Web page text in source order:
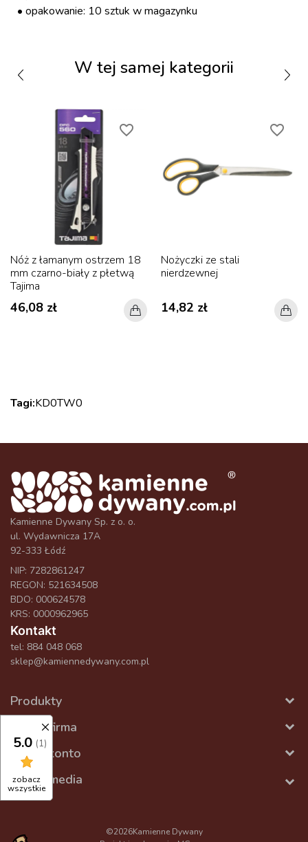
• opakowanie: 10 sztuk w magazynku
W tej samej kategorii
favorite_border
Nóż z łamanym ostrzem 18
mm czarno-biały z płetwą
Tajima
46,08 zł
favorite_border
Nożyczki ze stali
nierdzewnej
14,82 zł
Tagi:KD0TW0
Kamienne Dywany Sp. z o. o.
ul. Wydawnicza 17A
92-333 Łódź
NIP: 7282861247
REGON: 521634508
BDO: 000624578
KRS: 0000962965
Kontakt
tel: 884 048 068
sklep@kamiennedywany.com.pl
Produkty
Nasza firma
Twoje konto
Social media
©2026Kamienne Dywany
5.0 (1)
zobacz
wszystkie